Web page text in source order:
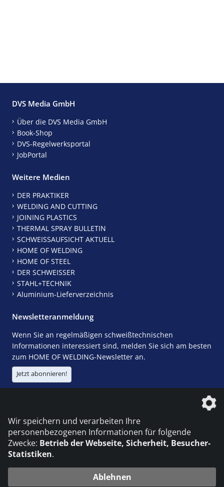
DVS Media GmbH
Über die DVS Media GmbH
Book-Shop
DVS-Regelwerksportal
JobPortal
Weitere Medien
DER PRAKTIKER
WELDING AND CUTTING
JOINING PLASTICS
THERMAL SPRAY BULLETIN
SCHWEISSAUFSICHT AKTUELL
HOME OF WELDING
HOME OF STEEL
DER SCHWEISSER
STAHL+TECHNIK
Aluminium-Lieferverzeichnis
Newsletteranmeldung
Wenn Sie an regelmäßigen schweißtechnischen
Informationen interessiert sind, melden Sie sich am besten
zum HOME OF WELDING-Newsletter an.
Jetzt abonnieren!
Wir speichern und verarbeiten Ihre
personenbezogenen Informationen für folgende
Zwecke: Betrieb der Webseite, Sicherheit, Besucher-
Statistiken.
Ablehnen